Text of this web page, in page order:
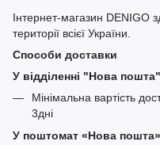
Інтернет-магазин DENIGO
території всієї України.
Способи доставки
У відділенні "Нова пошта"
Мінімальна вартість
3дні
У поштомат «Нова пошта»